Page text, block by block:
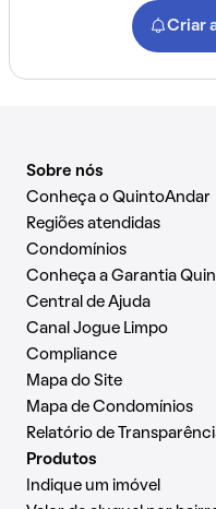
Criar
Sobre nós
Conheça o QuintoAndar
Regiões atendidas
Condomínios
Conheça a Garantia
Central de Ajuda
Canal Jogue Limpo
Compliance
Mapa do Site
Mapa de Condomínios
Relatório de
Produtos
Indique um imóvel